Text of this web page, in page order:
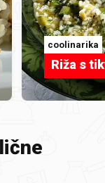
coolinarika
Riža s